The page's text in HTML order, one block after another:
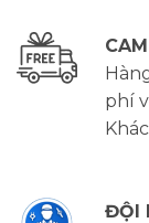
phí
ĐỘI